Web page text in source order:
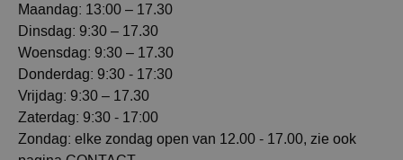
Maandag: 13:00 – 17.30
Dinsdag: 9:30 – 17.30
Woensdag: 9:30 – 17.30
Donderdag: 9:30 - 17:30
Vrijdag: 9:30 – 17.30
Zaterdag: 9:30 - 17:00
Zondag: elke zondag open van 12.00 - 17.00, zie ook